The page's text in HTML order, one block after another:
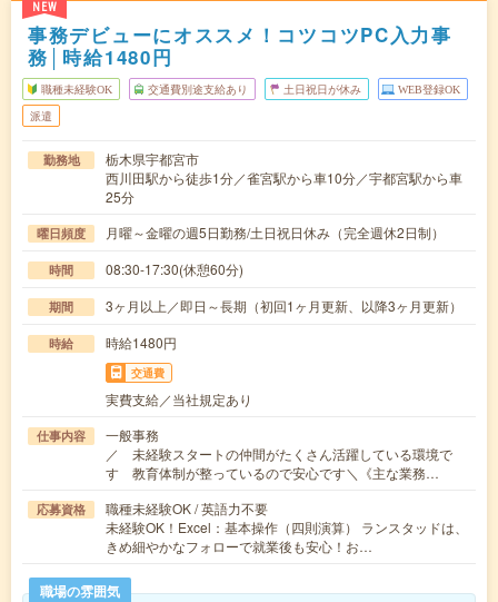
NEW
事務デビューにオススメ！コツコツPC入力事
務│時給1480円
職種未経験OK 交通費別途支給あり 土日祝日が休み WEB登録OK
派遣
勤務地
栃木県宇都宮市
西川田駅から徒歩1分／雀宮駅から車10分／宇都宮駅から車
25分
曜日頻度 月曜～金曜の週5日勤務/土日祝日休み（完全週休2日制）
時間 08:30-17:30(休憩60分)
期間 3ヶ月以上／即日～長期（初回1ヶ月更新、以降3ヶ月更新）
時給 時給1480円
交通費
実費支給／当社規定あり
仕事内容
一般事務
／ 未経験スタートの仲間がたくさん活躍している環境で
す 教育体制が整っているので安心です＼《主な業務…
応募資格
職種未経験OK / 英語力不要
未経験OK！Excel：基本操作（四則演算） ランスタッドは、
きめ細やかなフォローで就業後も安心！お…
職場の雰囲気